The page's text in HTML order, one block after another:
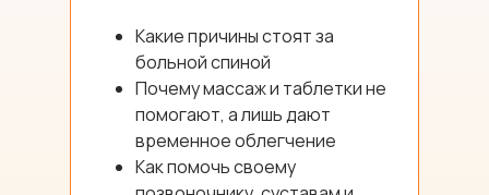
Какие причины стоят за
больной спиной
Почему массаж и таблетки не
помогают, а лишь дают
временное облегчение
Как помочь своему